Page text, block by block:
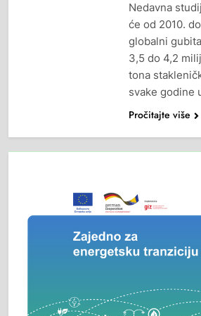
Nedavna
će od 2010.
globalni
3,5 do 4,2
tona
svake godine
Pročitajte više